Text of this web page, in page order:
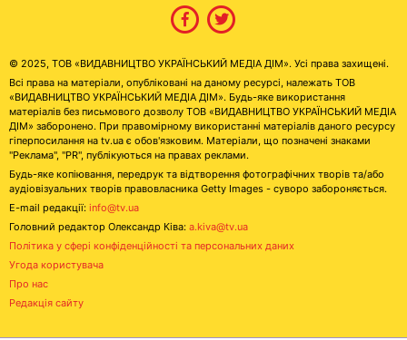
© 2025, ТОВ «ВИДАВНИЦТВО УКРАЇНСЬКИЙ МЕДІА ДІМ». Усі права захищені.
Всі права на матеріали, опубліковані на даному ресурсі, належать ТОВ
«ВИДАВНИЦТВО УКРАЇНСЬКИЙ МЕДІА ДІМ». Будь-яке використання
матеріалів без письмового дозволу ТОВ «ВИДАВНИЦТВО УКРАЇНСЬКИЙ МЕДІА
ДІМ» заборонено. При правомірному використанні матеріалів даного ресурсу
гіперпосилання на tv.ua є обов'язковим. Матеріали, що позначені знаками
"Реклама", "PR", публікуються на правах реклами.
Будь-яке копіювання, передрук та відтворення фотографічних творів та/або
аудіовізуальних творів правовласника Getty Images - суворо забороняється.
E-mail редакції: info@tv.ua
Головний редактор Олександр Ківа: a.kiva@tv.ua
Політика у сфері конфіденційності та персональних даних
Угода користувача
Про нас
Редакція сайту